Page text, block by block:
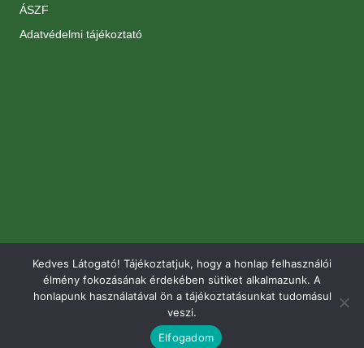
ÁSZF
Adatvédelmi tájékoztató
© 2026 Renomé Kertészet. Minden jog fenntartva.
Kedves Látogató! Tájékoztatjuk, hogy a honlap felhasználói
élmény fokozásának érdekében sütiket alkalmazunk. A
honlapunk használatával ön a tájékoztatásunkat tudomásul
veszi.
Elfogadom